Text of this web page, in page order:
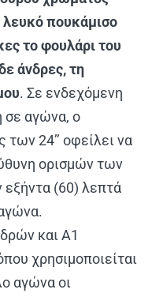
λευκό πουκάμισο
το φουλάρι του
άνδρες, τη
. Σε ενδεχόμενη
σε αγώνα, ο
των 24’’ οφείλει να
ορισμών των
(60) λεπτά
και Α1
χρησιμοποιείται
αγώνα οι